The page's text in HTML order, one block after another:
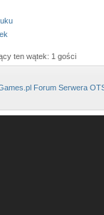
ten wątek: 1 gości
Forum Serwera